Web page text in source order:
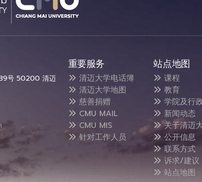
号 50200 清迈
重要服务
清迈大学电话簿
清迈大学地图
慈善捐赠
CMU MAIL
CMU MIS
针对工作人员
站点地图
课程
教育
学院及行
新闻动态
关于清迈
公开信息
联系方式
诉求/建议
站点地图